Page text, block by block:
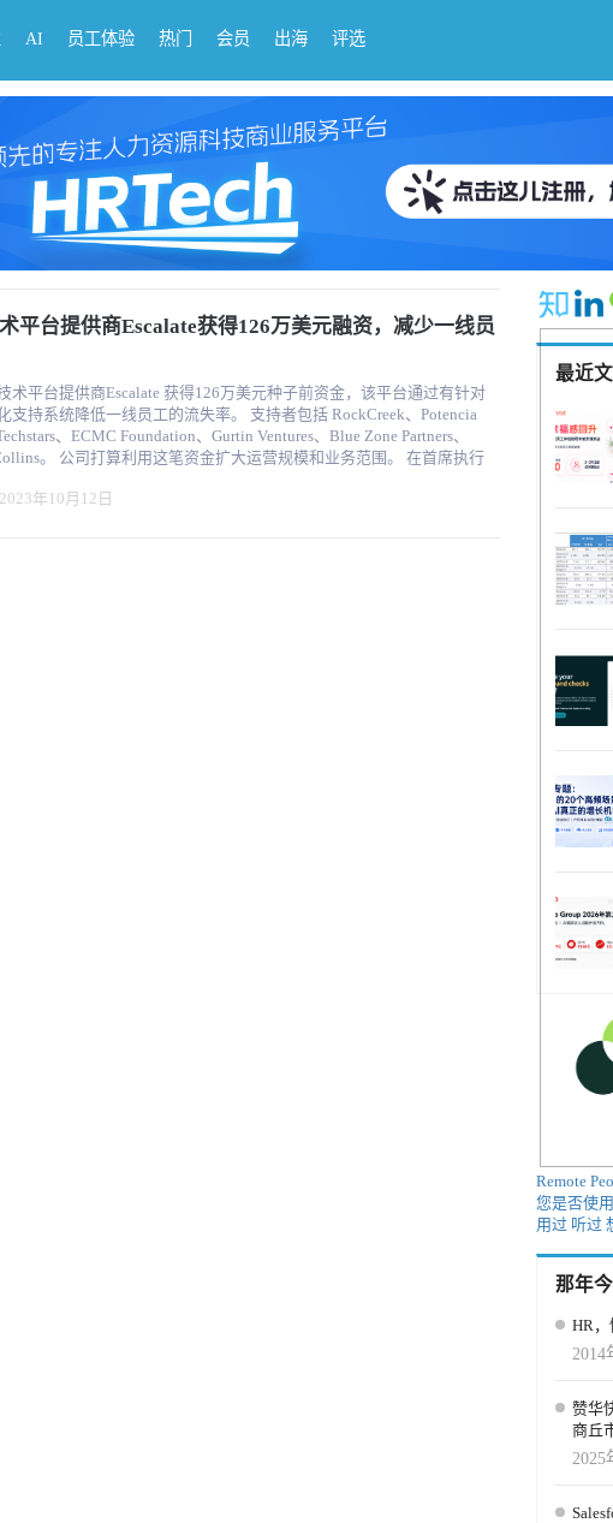
AI 员工体验 热门 会员 出海 评选
平台提供商Escalate获得126万美元融资，减少一线员
术平台提供商Escalate 获得126万美元种子前资金，该平台通过有针对
一线员工的流失率。 支持者包括 RockCreek、Potencia
、ECMC Foundation、Gurtin Ventures、Blue Zone Partners、
务范围。 在首席执行
后通过自动辅导、促进社区和按需冠军来提供技能培训--所有这些都旨
径。他们还能获得帮助他们每天工作的支持，包括获得社会工作者和教
2023年10月12日
最近
Remote
您是否使
用过 听过
那年今
HR
2014
赞华
商丘
训，
2025